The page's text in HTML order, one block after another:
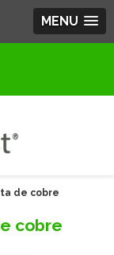
MENU
de cobre
cobre